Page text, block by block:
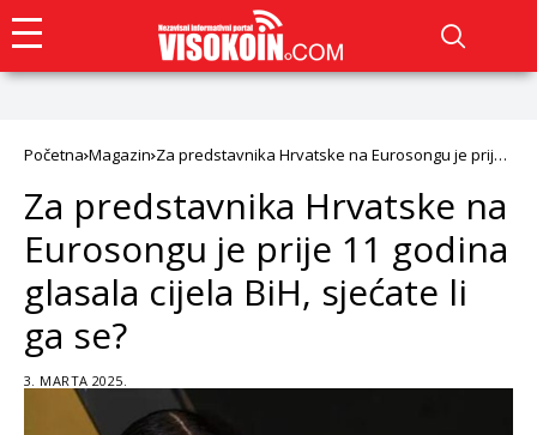
Početna Magazin Za predstavnika Hrvatske na Eurosongu je prije
Za predstavnika Hrvatske na
Eurosongu je prije 11 godina
glasala cijela BiH, sjećate li
ga se?
3. MARTA 2025.